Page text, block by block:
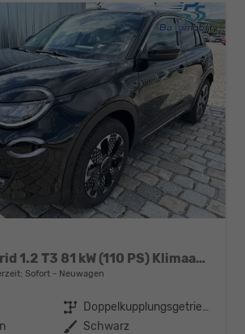
La Prima Hybrid 1.2 T3 81 kW (110 PS) Klimaautomatik, Massagesitz, Sitzheizung, elektrisch verstellbarer Fahrersitz, Radio, DAB, Apple CarPlay, Android Auto, Navigationssystem, 18 Zoll Leichtmetallfelgen-Sofort
Sofort Neuwagen
Getriebe
Doppelkupplungsgetriebe (DSG)
Außenfarbe Schwarz